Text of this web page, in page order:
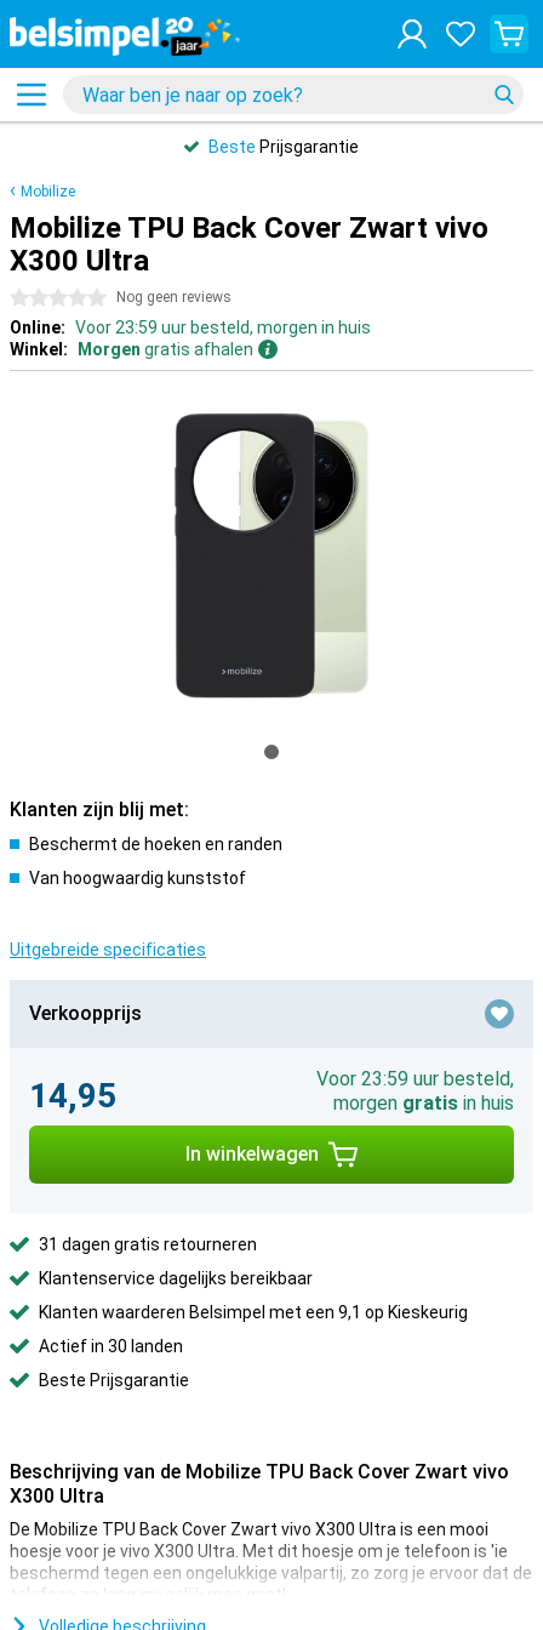
Beste Prijsgarantie
Mobilize
Mobilize TPU Back Cover Zwart vivo
X300 Ultra
0 sterren Nog geen reviews
Online: Voor 23:59 uur besteld, morgen in huis
Winkel:
Morgen gratis afhalen
Klanten zijn blij met:
Beschermt de hoeken en randen
Van hoogwaardig kunststof
Uitgebreide specificaties
Verkoopprijs
14,95
Voor 23:59 uur besteld,
morgen gratis in huis
In winkelwagen
31 dagen gratis retourneren
Klantenservice dagelijks bereikbaar
Klanten waarderen Belsimpel met een 9,1 op Kieskeurig
Actief in 30 landen
Beste Prijsgarantie
Beschrijving van de Mobilize TPU Back Cover Zwart vivo
X300 Ultra
De Mobilize TPU Back Cover Zwart vivo X300 Ultra is een mooi
hoesje voor je vivo X300 Ultra. Met dit hoesje om je telefoon is 'ie
beschermd tegen een ongelukkige valpartij, zo zorg je ervoor dat de
telefoon zo lang mogelijk mee gaat!